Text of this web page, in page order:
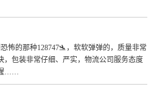
怖的那种128747🛬，软软弹弹的，质量非常
包装非常仔细、严实，物流公司服务态度
喔……